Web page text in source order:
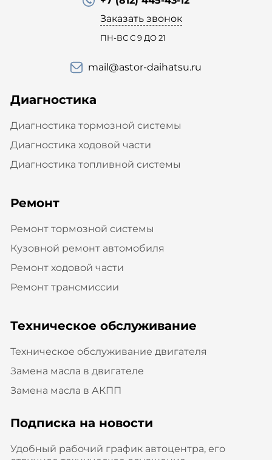
Заказать звонок
ПН-ВС С 9 ДО 21
mail@astor-daihatsu.ru
Диагностика
Диагностика тормозной системы
Диагностика ходовой части
Диагностика топливной системы
Ремонт
Ремонт тормозной системы
Кузовной ремонт автомобиля
Ремонт ходовой части
Ремонт трансмиссии
Техническое обслуживание
Техническое обслуживание двигателя
Замена масла в двигателе
Замена масла в АКПП
Подписка на новости
Удобный рабочий график автоцентра, его